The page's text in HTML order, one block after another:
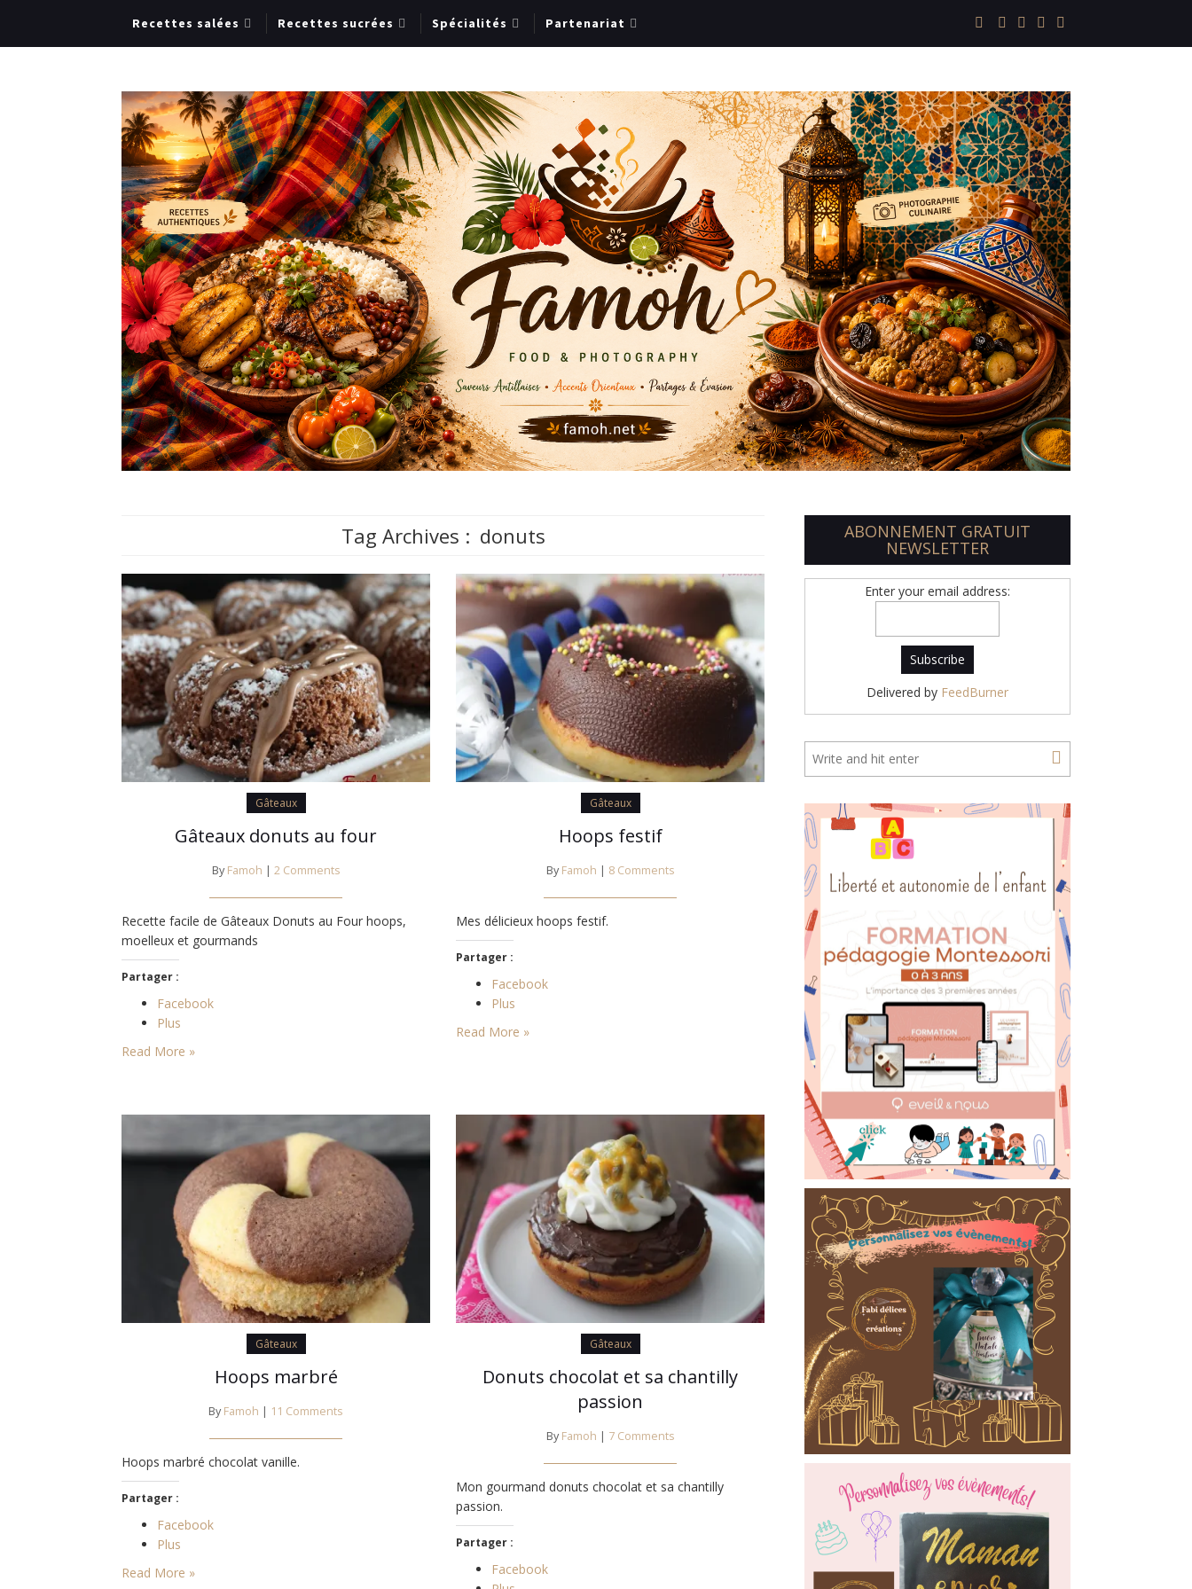
Recettes salées Recettes sucrées Spécialités Partenariat
Tag Archives : donuts
Gâteaux
Gâteaux donuts au four
By Famoh | 2 Comments
Recette facile de Gâteaux Donuts au Four hoops,
moelleux et gourmands
Partager :
Facebook
Plus
Read More »
Gâteaux
Hoops festif
By Famoh | 8 Comments
Mes délicieux hoops festif.
Partager :
Facebook
Plus
Read More »
Gâteaux
Hoops marbré
By Famoh | 11 Comments
Hoops marbré chocolat vanille.
Partager :
Facebook
Plus
Read More »
Gâteaux
Donuts chocolat et sa chantilly
passion
By Famoh | 7 Comments
Mon gourmand donuts chocolat et sa chantilly
passion.
Partager :
Facebook
ABONNEMENT GRATUIT
NEWSLETTER
Enter your email address:
Delivered by FeedBurner